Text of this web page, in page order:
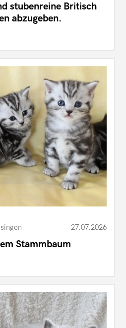
stubenreine Britisch
abzugeben.
27.07.2026
Stammbaum